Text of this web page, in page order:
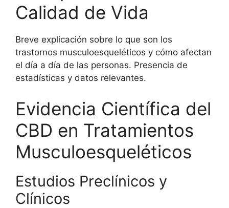
Calidad de Vida
Breve explicación sobre lo que son los
trastornos musculoesqueléticos y cómo afectan
el día a día de las personas. Presencia de
estadísticas y datos relevantes.
Evidencia Científica del
CBD en Tratamientos
Musculoesqueléticos
Estudios Preclínicos y
Clínicos